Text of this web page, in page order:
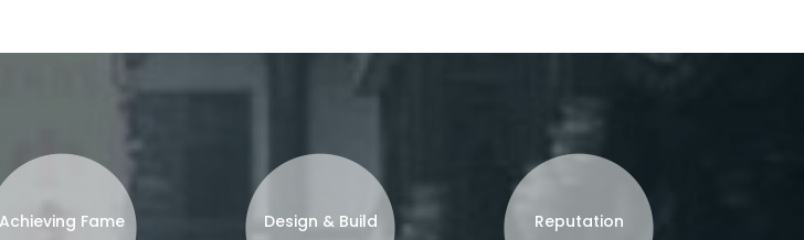
Achieving Fame Design & Build Reputation